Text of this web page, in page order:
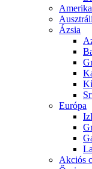
Amerika
Ázsia
Európa
Akciós